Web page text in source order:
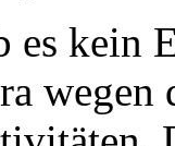
es kein